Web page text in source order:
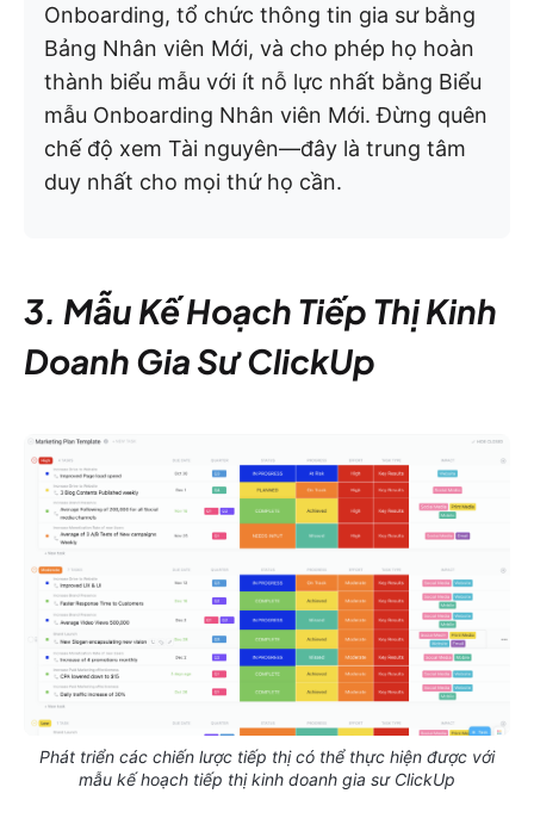
Onboarding, tổ chức thông tin gia sư bằng
Bảng Nhân viên Mới, và cho phép họ hoàn
thành biểu mẫu với ít nỗ lực nhất bằng Biểu
mẫu Onboarding Nhân viên Mới. Đừng quên
chế độ xem Tài nguyên—đây là trung tâm
duy nhất cho mọi thứ họ cần.
3. Mẫu Kế Hoạch Tiếp Thị Kinh
Doanh Gia Sư ClickUp
Phát triển các chiến lược tiếp thị có thể thực hiện được với
mẫu kế hoạch tiếp thị kinh doanh gia sư ClickUp